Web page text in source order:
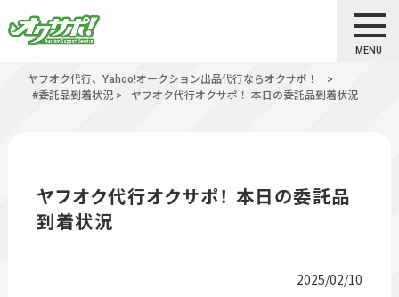
MENU
ヤフオク代行、Yahoo!オークション出品代行ならオクサポ！
>
#委託品到着状況 > ヤフオク代行オクサポ！ 本日の委託品到着状況
ヤフオク代行オクサポ！ 本日の委託品
到着状況
2025/02/10